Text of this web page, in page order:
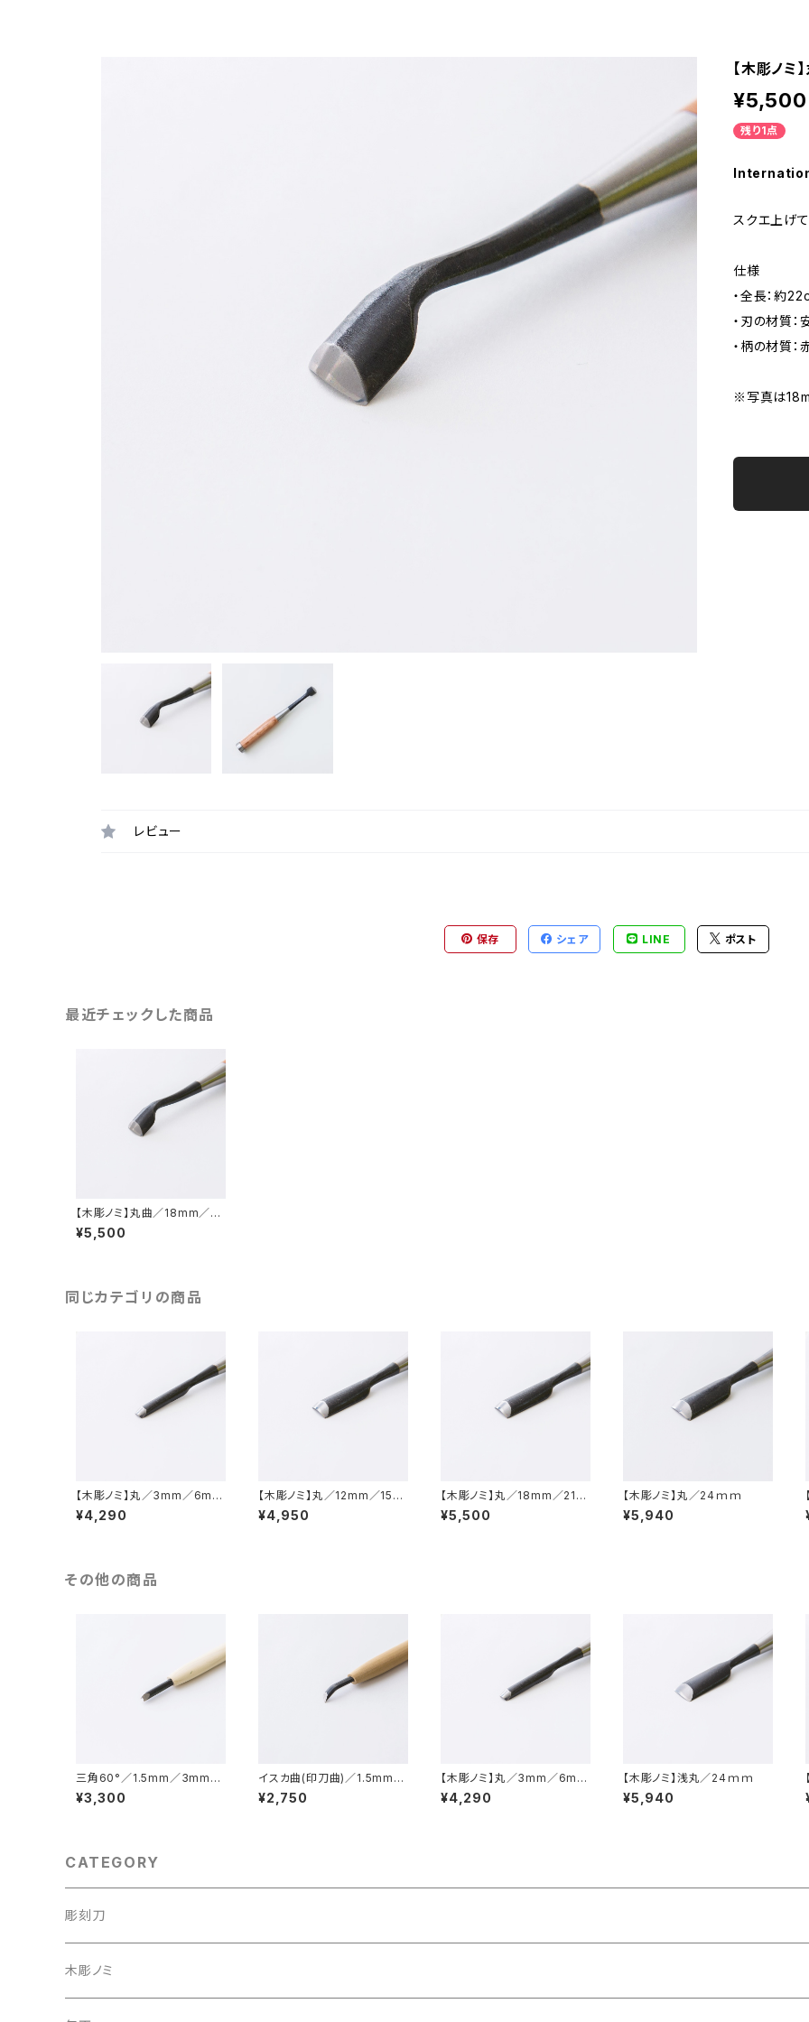
【木彫ノ
¥5,500
残り1点
スクエ上げ
仕様
・全長：約
・刃の材質
・柄の材質：
※写真は
レビュー
保存 シェア LINE ポスト
最近チェックした商品
【木彫ノミ】丸曲／18mm／21
ｍｍ
¥5,500
同じカテゴリの商品
【木彫ノミ】丸／3mm／6mm
／9mm
¥4,290
【木彫ノミ】丸／12mm／15m
m
¥4,950
【木彫ノミ】丸／18mm／21ｍ
ｍ
¥5,500
【木彫ノミ】丸／24ｍｍ
¥5,940
その他の商品
三角60°／1.5mm／3mm／
4.5mm／6mm／9mm／彫
刻刀
¥3,300
イスカ曲(印刀曲)／1.5mm／
3mm／4.5mm／6mm／9
mm／彫刻刀
¥2,750
【木彫ノミ】丸／3mm／6mm
／9mm
¥4,290
【木彫ノミ】浅丸／24ｍｍ
¥5,940
CATEGORY
彫刻刀
彫刻刀セット
木彫ノミ